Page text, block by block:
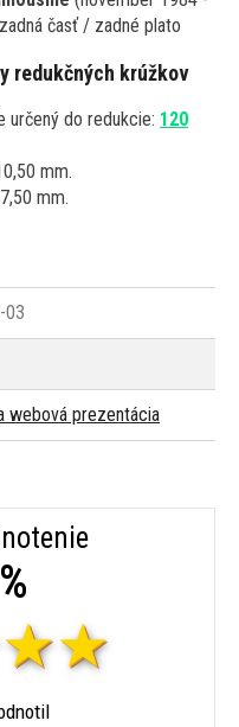
časť / zadné plato
redukčných krúžkov
určený do redukcie: 120
mm.
mm.
03
webová prezentácia